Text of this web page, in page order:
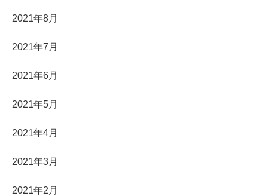
2021年8月
2021年7月
2021年6月
2021年5月
2021年4月
2021年3月
2021年2月